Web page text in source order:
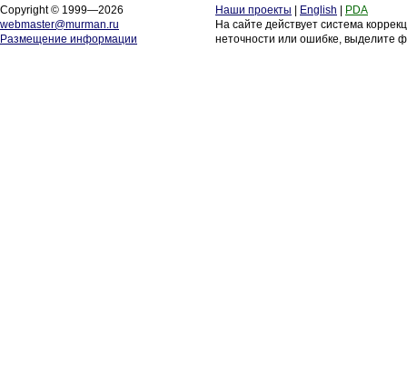
Copyright © 1999—2026
webmaster@murman.ru
Размещение информации
Наши проекты English
PDA
На сайте действует система
неточности или ошибке, выделите